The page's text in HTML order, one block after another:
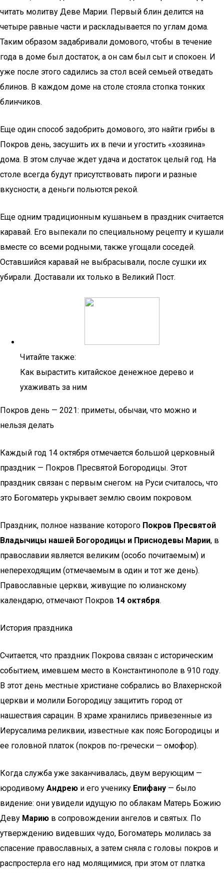
читать молитву Деве Марии. Первый блин делится на
четыре равные части и раскладывается по углам дома.
Таким образом задабривали домового, чтобы в течение
года в доме был достаток, а он сам был сыт и спокоен. И
уже после этого садились за стол всей семьей отведать
блинов. В каждом доме на столе стояла стопка тонких
блинчиков.
Еще один способ задобрить домового, это найти грибы в
Покров день, засушить их в печи и угостить «хозяина»
дома. В этом случае ждет удача и достаток целый год. На
столе всегда будут присутствовать пироги и разные
вкусности, а деньги польются рекой.
Еще одним традиционным кушаньем в праздник считается
каравай. Его выпекали по специальному рецепту и кушали
вместе со всеми родными, также угощали соседей.
Оставшийся каравай не выбрасывали, после сушки их
убирали. Доставали их только в Великий Пост.
Читайте также:
Как вырастить китайское денежное дерево и
ухаживать за ним
Покров день — 2021: приметы, обычаи, что можно и
нельзя делать
Каждый год 14 октября отмечается большой церковный
праздник — Покров Пресвятой Богородицы. Этот
праздник связан с первым снегом: на Руси считалось, что
это Богоматерь укрывает землю своим покровом.
Праздник, полное название которого Покров Пресвятой
Владычицы нашей Богородицы и Приснодевы Марии, в
православии является великим (особо почитаемым) и
непереходящим (отмечаемым в один и тот же день).
Православные церкви, живущие по юлианскому
календарю, отмечают Покров 14 октября.
История праздника
Считается, что праздник Покрова связан с историческим
событием, имевшем место в Константинополе в 910 году.
В этот день местные христиане собрались во Влахернской
церкви и молили Богородицу защитить город от
нашествия сарацин. В храме хранились привезенные из
Иерусалима реликвии, известные как пояс Богородицы и
ее головной платок (покров по-гречески — омофор).
Когда служба уже заканчивалась, двум верующим —
юродивому Андрею и его ученику Епифану — было
видение: они увидели идущую по облакам Матерь Божию
Деву Марию в сопровождении ангелов и святых. По
утверждению видевших чудо, Богоматерь молилась за
спасение православных, а затем сняла с головы покров и
распростерла его над молящимися, при этом от платка